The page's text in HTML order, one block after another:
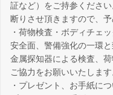
証など）をご持参くださ
断りさせ頂きますので、予
・荷物検査・ボディチェ
安全面、警備強化の一環
金属探知器による検査、
ご協力をお願いいたします
・プレゼント、お手紙に